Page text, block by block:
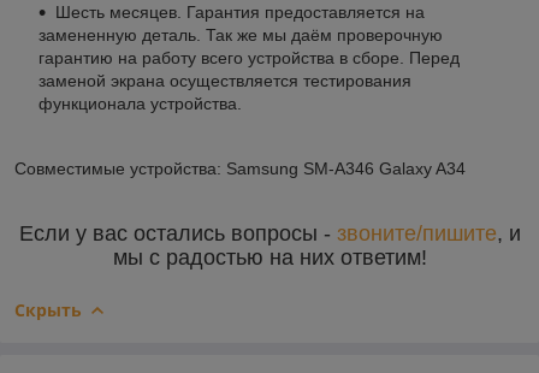
Шесть месяцев. Гарантия предоставляется на
замененную деталь. Так же мы даём проверочную
гарантию на работу всего устройства в сборе. Перед
заменой экрана осуществляется тестирования
функционала устройства.
Совместимые устройства: Samsung SM-A346 Galaxy A34
Если у вас остались вопросы - звоните/пишите, и
мы с радостью на них ответим!
Скрыть